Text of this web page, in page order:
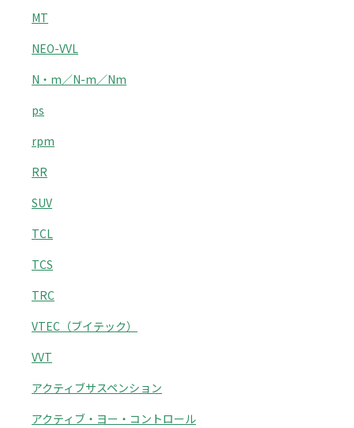
MT
NEO-VVL
N・m／N-m／Nm
ps
rpm
RR
SUV
TCL
TCS
TRC
VTEC（ブイテック）
VVT
アクティブサスペンション
アクティブ・ヨー・コントロール